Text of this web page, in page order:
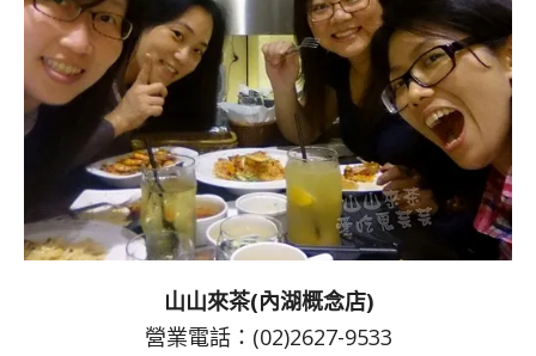
山山來茶(內湖概念店)
營業電話：(02)2627-9533